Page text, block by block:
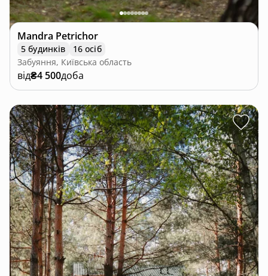
Mandra Petrichor
5 будинків
16 осіб
Забуяння, Київська область
від₴4 500доба